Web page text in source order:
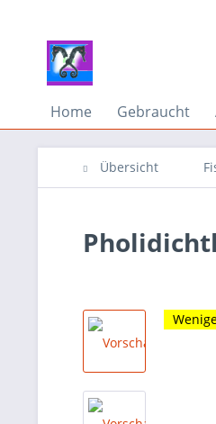
Home Gebraucht
Übersicht